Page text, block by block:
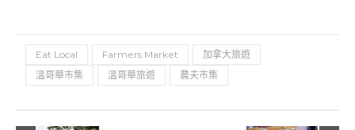
Eat Local Farmers Market
加拿大旅遊
溫哥華市集
溫哥華旅遊 農夫市集